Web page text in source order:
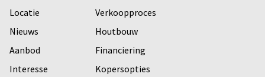
Locatie
Nieuws
Aanbod
Interesse
Verkoopproces
Houtbouw
Financiering
Kopersopties